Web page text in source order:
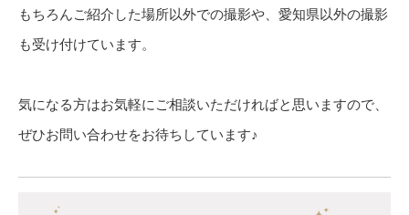
もちろんご紹介した場所以外での撮影や、愛知県以外の撮影
も受け付けています。
気になる方はお気軽にご相談いただければと思いますので、
ぜひお問い合わせをお待ちしています♪